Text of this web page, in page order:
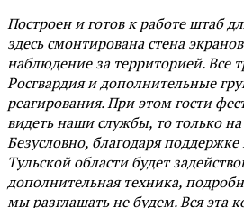
Построен и готов к работе штаб
здесь смонтирована стена
наблюдение за территорией. Все
Росгвардия и дополнительные
реагирования. При этом гости
видеть наши службы, то только
Безусловно, благодаря поддержке
Тульской области будет
дополнительная техника,
мы разглашать не будем. Вся эта